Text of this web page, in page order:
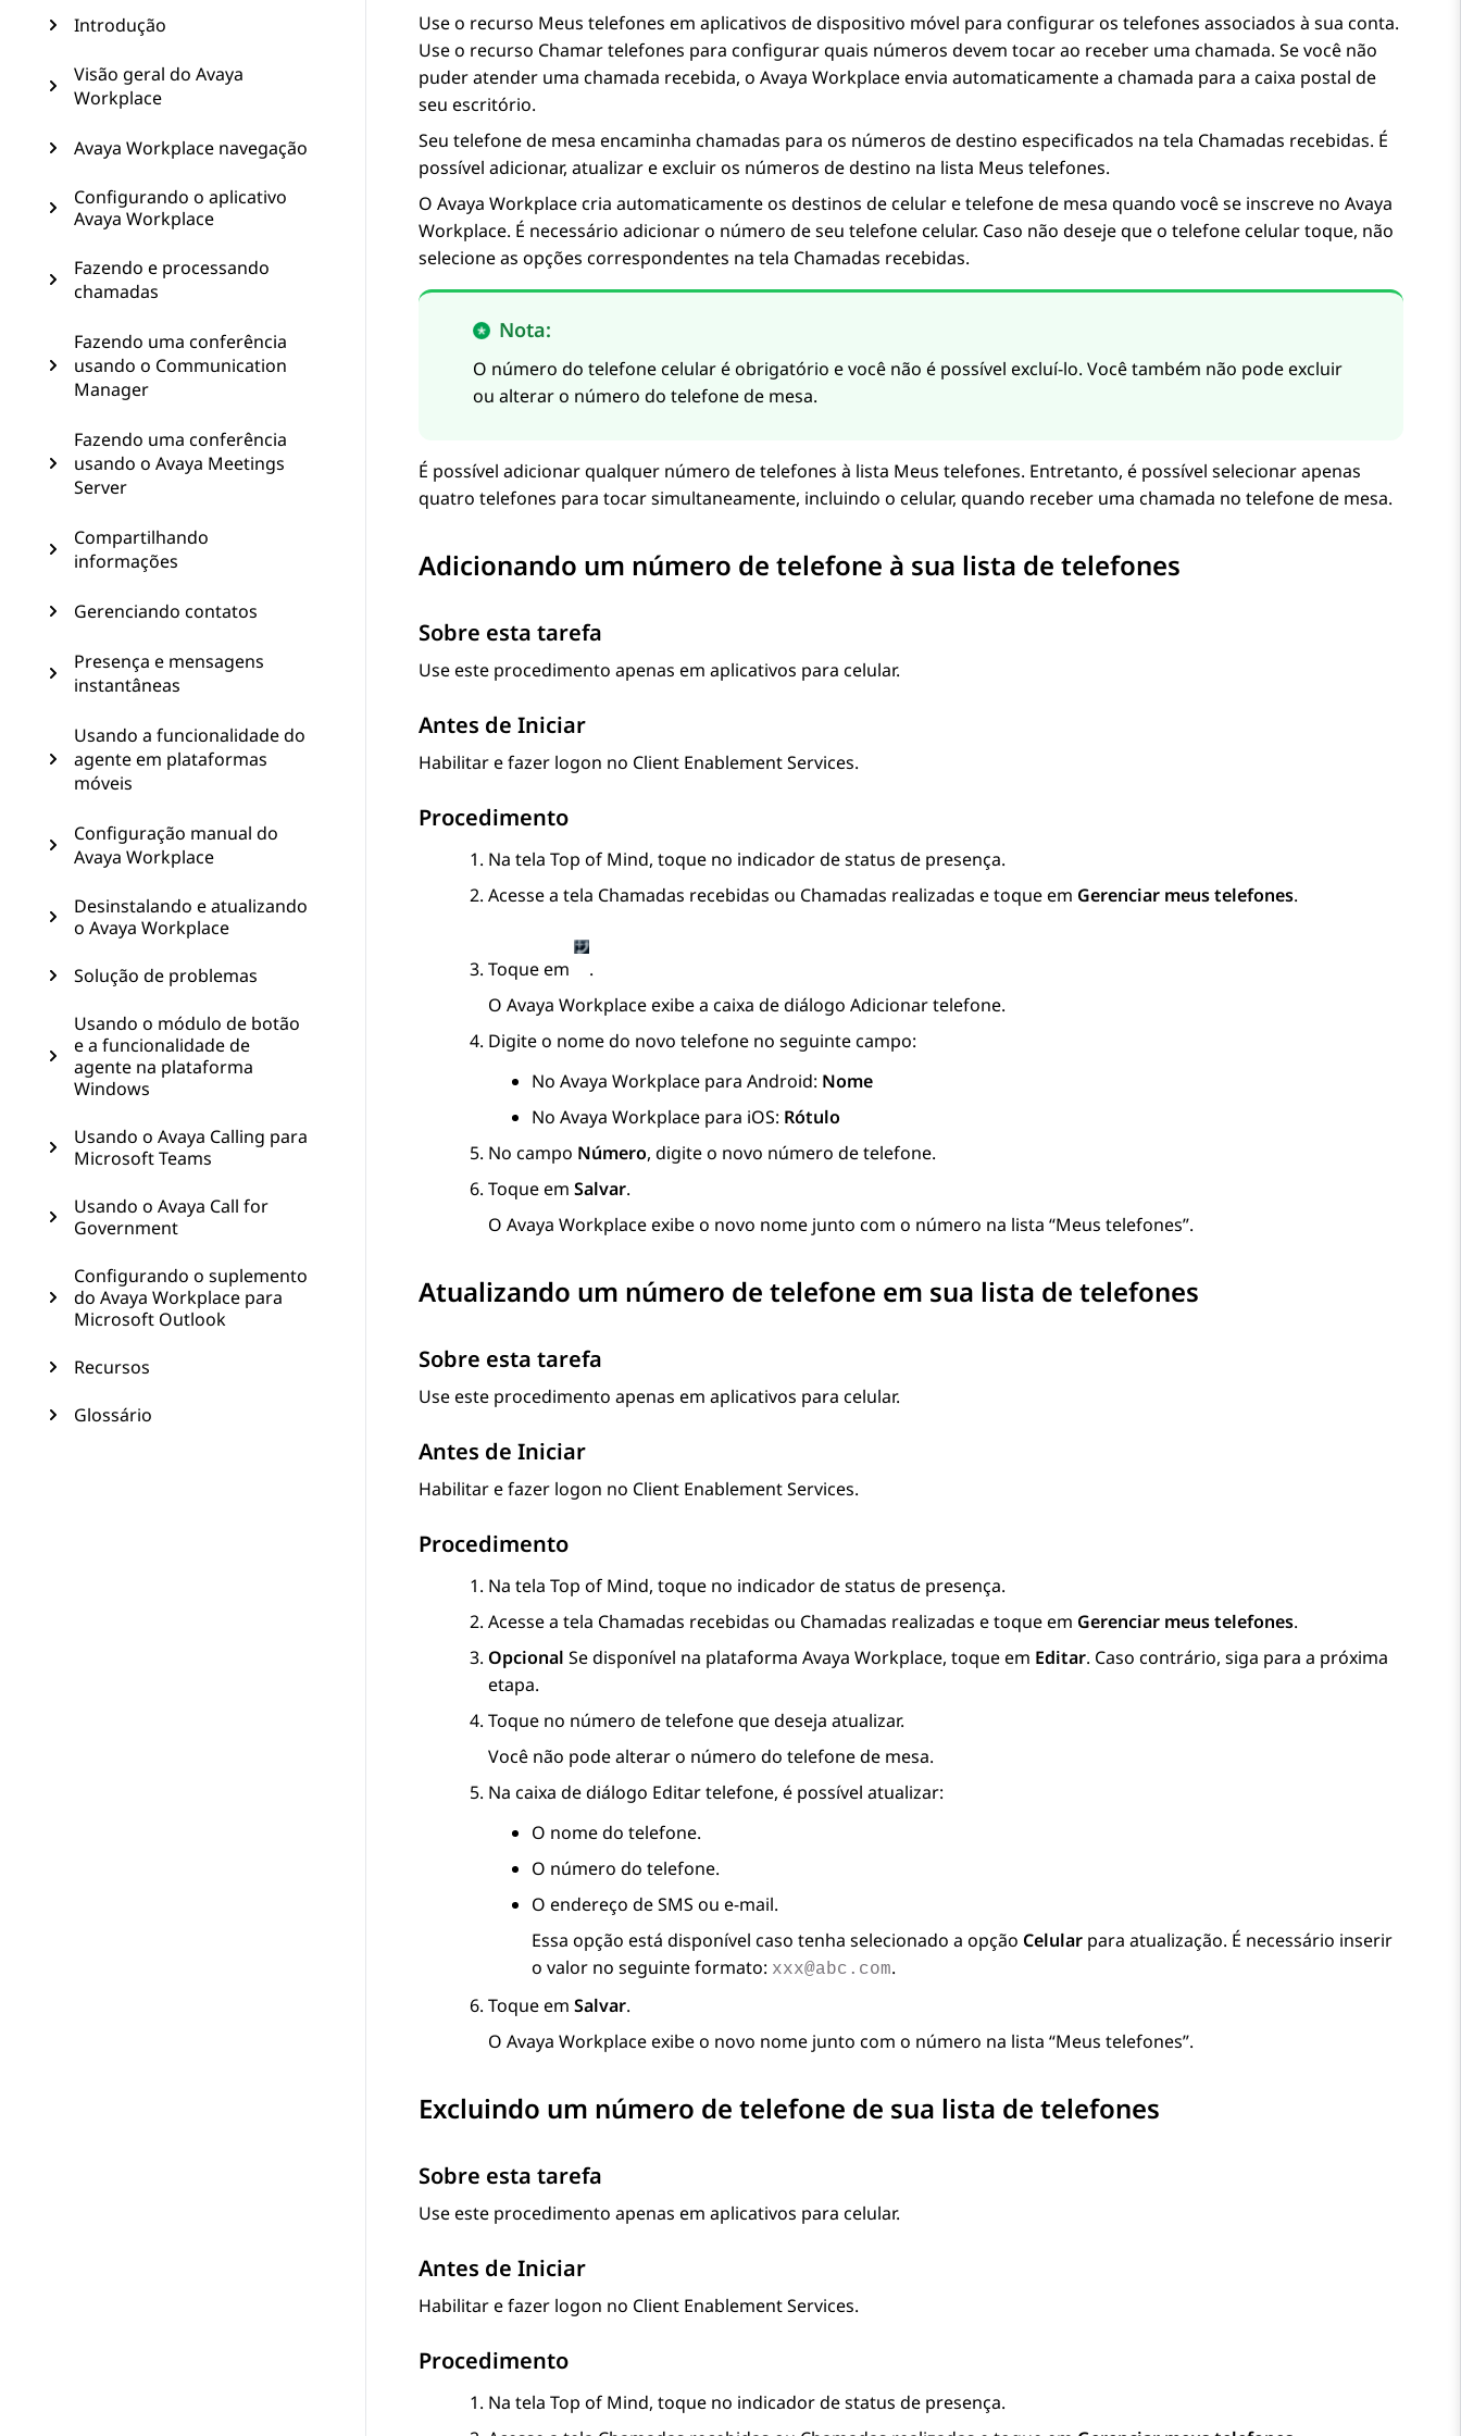
Introdução
Visão geral do Avaya
Workplace
Avaya Workplace navegação
Configurando o aplicativo
Avaya Workplace
Fazendo e processando
chamadas
Fazendo uma conferência
usando o Communication
Manager
Fazendo uma conferência
usando o Avaya Meetings
Server
Compartilhando
informações
Gerenciando contatos
Presença e mensagens
instantâneas
Usando a funcionalidade do
agente em plataformas
móveis
Configuração manual do
Avaya Workplace
Desinstalando e atualizando
o Avaya Workplace
Solução de problemas
Usando o módulo de botão
e a funcionalidade de
agente na plataforma
Windows
Usando o Avaya Calling para
Microsoft Teams
Usando o Avaya Call for
Government
Configurando o suplemento
do Avaya Workplace para
Microsoft Outlook
Recursos
Glossário
Use o recurso Meus telefones em aplicativos de dispositivo móvel para configurar os telefones associados à sua conta.
Use o recurso Chamar telefones para configurar quais números devem tocar ao receber uma chamada. Se você não
puder atender uma chamada recebida, o Avaya Workplaceenvia automaticamente a chamada para a caixa postal de
seu escritório.
Seu telefone de mesa encaminha chamadas para os números de destino especificados na tela Chamadas recebidas. É
possível adicionar, atualizar e excluir os números de destino na lista Meus telefones.
O Avaya Workplacecria automaticamente os destinos de celular e telefone de mesa quando você se inscreve no Avaya
Workplace. É necessário adicionar o número de seu telefone celular. Caso não deseje que o telefone celular toque, não
selecione as opções correspondentes na tela Chamadas recebidas.
Nota:
O número do telefone celular é obrigatório e você não é possível excluí-lo. Você também não pode excluir
ou alterar o número do telefone de mesa.
É possível adicionar qualquer número de telefones à lista Meus telefones. Entretanto, é possível selecionar apenas
quatro telefones para tocar simultaneamente, incluindo o celular, quando receber uma chamada no telefone de mesa.
Adicionando um número de telefone à sua lista de telefones
Sobre esta tarefa
Use este procedimento apenas em aplicativos para celular.
Antes de Iniciar
Habilitar e fazer logon no Client Enablement Services.
Procedimento
Na tela Top of Mind, toque no indicador de status de presença.
Acesse a tela Chamadas recebidas ou Chamadas realizadas e toque em Gerenciar meus telefones.
Toque em
.
O Avaya Workplaceexibe a caixa de diálogo Adicionar telefone.
Digite o nome do novo telefone no seguinte campo:
No Avaya Workplace para Android: Nome
No Avaya Workplace para iOS: Rótulo
No campo Número, digite o novo número de telefone.
Toque em Salvar.
O Avaya Workplaceexibe o novo nome junto com o número na lista “Meus telefones”.
Atualizando um número de telefone em sua lista de telefones
Sobre esta tarefa
Use este procedimento apenas em aplicativos para celular.
Antes de Iniciar
Habilitar e fazer logon no Client Enablement Services.
Procedimento
Na tela Top of Mind, toque no indicador de status de presença.
Acesse a tela Chamadas recebidas ou Chamadas realizadas e toque em Gerenciar meus telefones.
Opcional Se disponível na plataforma Avaya Workplace, toque em Editar. Caso contrário, siga para a próxima
etapa.
Toque no número de telefone que deseja atualizar.
Você não pode alterar o número do telefone de mesa.
Na caixa de diálogo Editar telefone, é possível atualizar:
O nome do telefone.
O número do telefone.
O endereço de SMS ou e-mail.
Essa opção está disponível caso tenha selecionado a opção Celular para atualização. É necessário inserir
o valor no seguinte formato: xxx@abc.com.
Toque em Salvar.
O Avaya Workplaceexibe o novo nome junto com o número na lista “Meus telefones”.
Excluindo um número de telefone de sua lista de telefones
Sobre esta tarefa
Use este procedimento apenas em aplicativos para celular.
Antes de Iniciar
Habilitar e fazer logon no Client Enablement Services.
Procedimento
Na tela Top of Mind, toque no indicador de status de presença.